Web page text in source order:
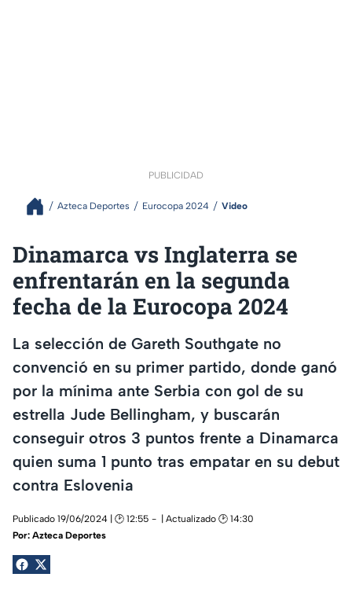
PUBLICIDAD
Azteca Deportes Eurocopa 2024 Video
Dinamarca vs Inglaterra se
enfrentarán en la segunda
fecha de la Eurocopa 2024
La selección de Gareth Southgate no
convenció en su primer partido, donde ganó
por la mínima ante Serbia con gol de su
estrella Jude Bellingham, y buscarán
conseguir otros 3 puntos frente a Dinamarca
quien suma 1 punto tras empatar en su debut
contra Eslovenia
Publicado 19/06/2024 | 🕑 12:55
| Actualizado 🕑 14:30
Por: Azteca Deportes